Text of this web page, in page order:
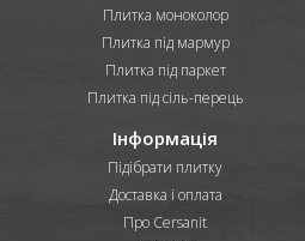
Плитка моноколор
Плитка під мармур
Плитка під паркет
Плитка під сіль-перець
Інформація
Підібрати плитку
Доставка і оплата
Про Cersanit